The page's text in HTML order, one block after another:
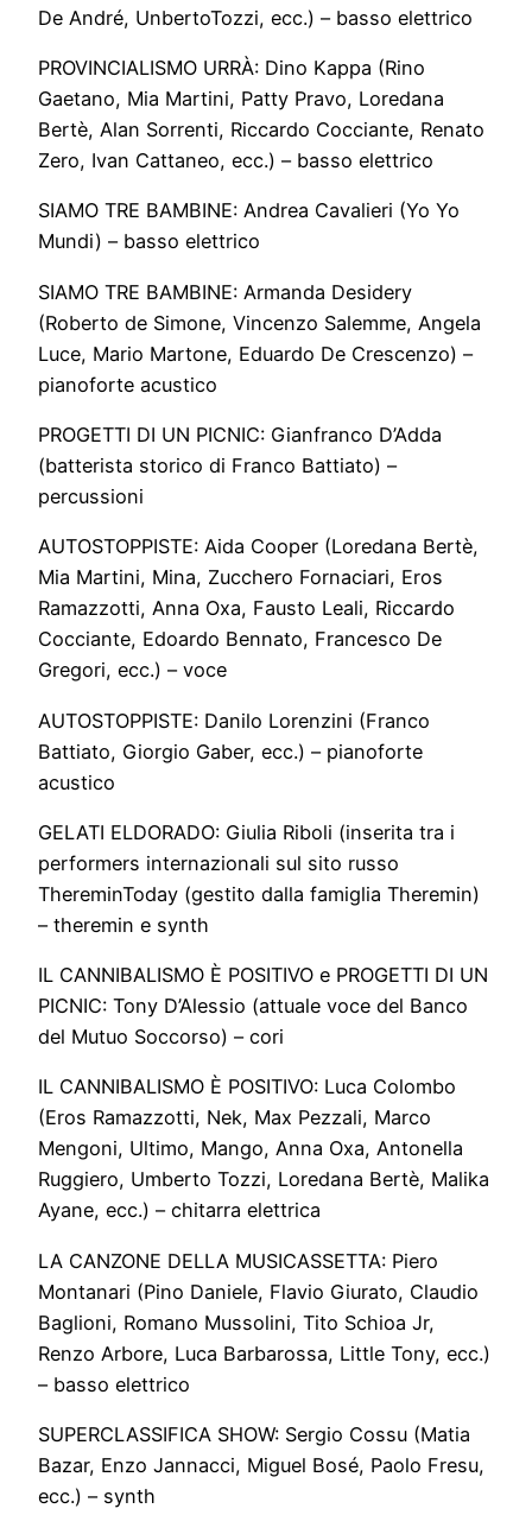
De André, UnbertoTozzi, ecc.) – basso elettrico
PROVINCIALISMO URRÀ: Dino Kappa (Rino
Gaetano, Mia Martini, Patty Pravo, Loredana
Bertè, Alan Sorrenti, Riccardo Cocciante, Renato
Zero, Ivan Cattaneo, ecc.) – basso elettrico
SIAMO TRE BAMBINE: Andrea Cavalieri (Yo Yo
Mundi) – basso elettrico
SIAMO TRE BAMBINE: Armanda Desidery
(Roberto de Simone, Vincenzo Salemme, Angela
Luce, Mario Martone, Eduardo De Crescenzo) –
pianoforte acustico
PROGETTI DI UN PICNIC: Gianfranco D’Adda
(batterista storico di Franco Battiato) –
percussioni
AUTOSTOPPISTE: Aida Cooper (Loredana Bertè,
Mia Martini, Mina, Zucchero Fornaciari, Eros
Ramazzotti, Anna Oxa, Fausto Leali, Riccardo
Cocciante, Edoardo Bennato, Francesco De
Gregori, ecc.) – voce
AUTOSTOPPISTE: Danilo Lorenzini (Franco
Battiato, Giorgio Gaber, ecc.) – pianoforte
acustico
GELATI ELDORADO: Giulia Riboli (inserita tra i
performers internazionali sul sito russo
ThereminToday (gestito dalla famiglia Theremin)
– theremin e synth
IL CANNIBALISMO È POSITIVO e PROGETTI DI UN
PICNIC: Tony D’Alessio (attuale voce del Banco
del Mutuo Soccorso) – cori
IL CANNIBALISMO È POSITIVO: Luca Colombo
(Eros Ramazzotti, Nek, Max Pezzali, Marco
Mengoni, Ultimo, Mango, Anna Oxa, Antonella
Ruggiero, Umberto Tozzi, Loredana Bertè, Malika
Ayane, ecc.) – chitarra elettrica
LA CANZONE DELLA MUSICASSETTA: Piero
Montanari (Pino Daniele, Flavio Giurato, Claudio
Baglioni, Romano Mussolini, Tito Schioa Jr,
Renzo Arbore, Luca Barbarossa, Little Tony, ecc.)
– basso elettrico
SUPERCLASSIFICA SHOW: Sergio Cossu (Matia
Bazar, Enzo Jannacci, Miguel Bosé, Paolo Fresu,
ecc.) – synth